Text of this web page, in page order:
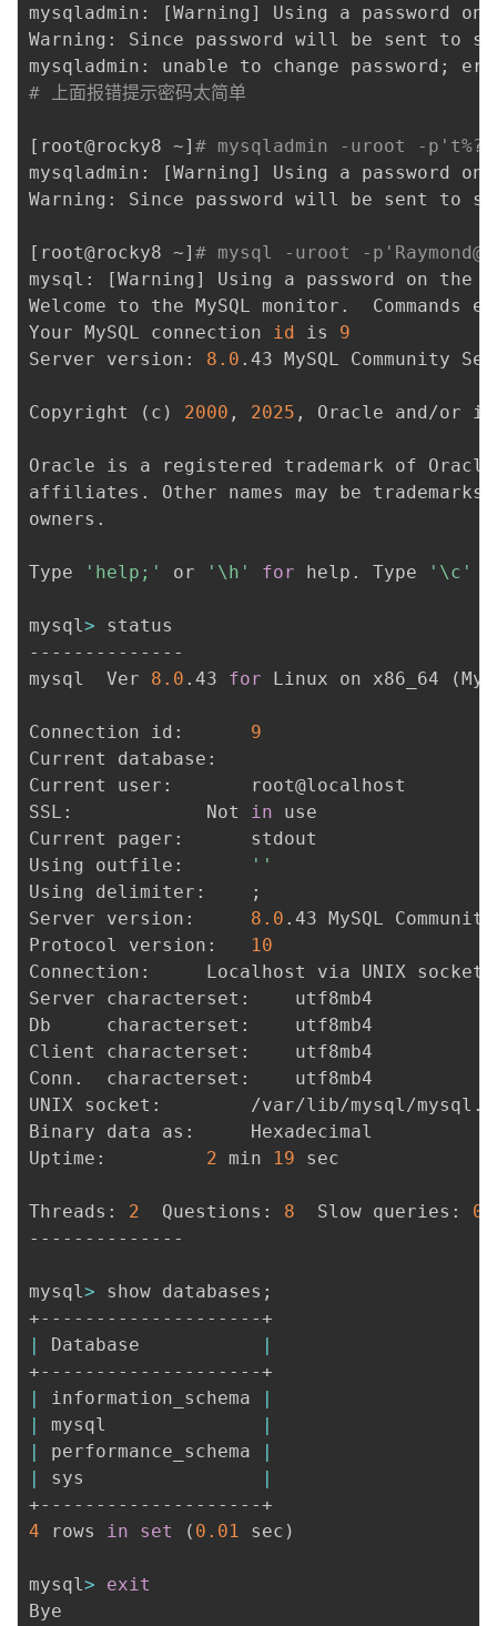
mysqladmin:
[Warning ]
Using a password
Warning: Since password will be sent to
mysqladmin: unable to change password ;
# 上面报错提示密码太简单
[ root@rocky8 ~] # mysqladmin -uroot -
mysqladmin:
[Warning ]
Using a password
Warning: Since password will be sent to
[ root@rocky8 ~] # mysql -uroot -
mysql:
[Warning ] Using a password on the
Welcome to the MySQL monitor.  Commands
Your MySQL connection id is 9
Server version: 8.0 .43 MySQL Community
Copyright ( c ) 2000 , 2025 , Oracle and/or
Oracle is a registered trademark of
affiliates. Other names may be
owners.
Type 'help;' or '\h' for help. Type '\c'
mysql> status
--------------
mysql  Ver 8.0 .43 for Linux on x86_64 (
9
Current database:
Current user:		root@localhost
SSL:			Not in use
Current pager:		stdout
''
;
8.0 .43 MySQL
10
Connection:		Localhost via UNIX socket
Server characterset:	utf8mb4
Db     characterset:	utf8mb4
Client characterset:	utf8mb4
Conn.  characterset:	utf8mb4
UNIX socket:		/var/lib/mysql/mysql.sock
Binary data as:		Hexadecimal
2 min 19 sec
Threads: 2
  Questions:
8
  Slow queries:
0
--------------
mysql> show databases ;
|
Database
|
|
information_schema
|
|
mysql
|
|
performance_schema
|
|
sys
|
4 rows in set ( 0.01 sec )
mysql>
exit